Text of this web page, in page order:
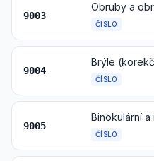
9003
ČÍSLO
9004
ČÍSLO
9005
ČÍSLO